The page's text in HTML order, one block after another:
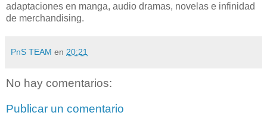
adaptaciones en manga, audio dramas, novelas e infinidad
de merchandising.
PnS TEAM en 20:21
No hay comentarios:
Publicar un comentario